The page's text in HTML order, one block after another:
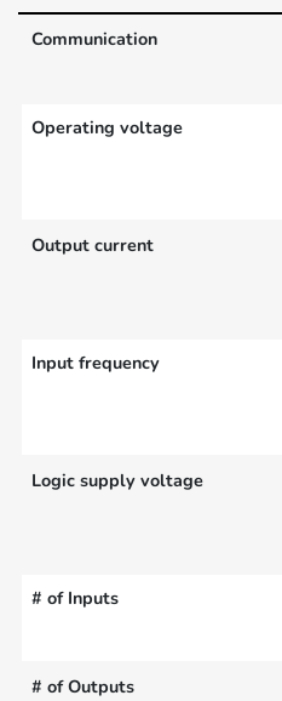
Communication
Operating voltage
Output current
Input frequency
Logic supply voltage
# of Inputs
# of Outputs